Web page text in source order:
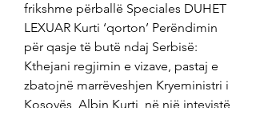
frikshme përballë Speciales DUHET
LEXUAR Kurti ‘qorton’ Perëndimin
për qasje të butë ndaj Serbisë:
Kthejani regjimin e vizave, pastaj e
zbatojnë marrëveshjen Kryeministri i
Kosovës, Albin Kurti, në një intevistë